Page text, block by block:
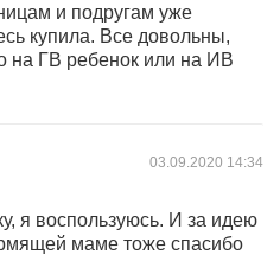
и подругам уже
купила. Все довольны,
на ГВ ребенок или на ИВ
03.09.2020 14:34
я воспользуюсь. И за идею
маме тоже спасибо